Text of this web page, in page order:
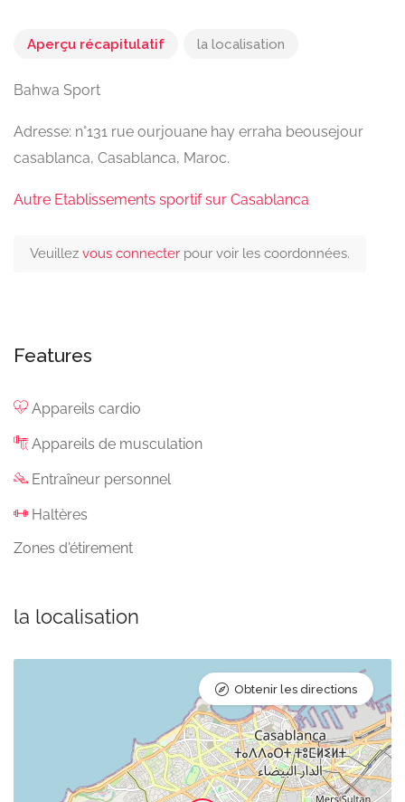
Aperçu récapitulatif la localisation
Bahwa Sport
Adresse: n°131 rue ourjouane hay erraha beousejour
casablanca, Casablanca, Maroc.
Autre Etablissements sportif sur Casablanca
Veuillez vous connecter pour voir les coordonnées.
Features
Appareils cardio
Appareils de musculation
Entraîneur personnel
Haltères
Zones d'étirement
la localisation
Obtenir les directions